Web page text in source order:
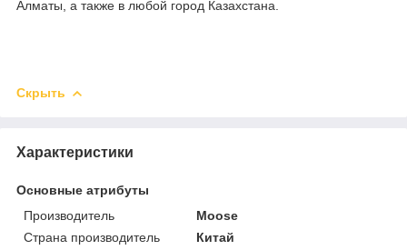
Алматы, а также в любой город Казахстана.
Скрыть
Характеристики
Основные атрибуты
Производитель
Moose
Страна производитель
Китай